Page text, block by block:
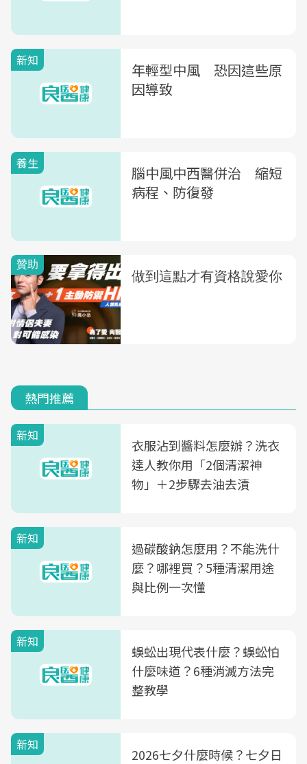
新知
年輕型中風 恐因這些原
因導致
養生
腦中風中西醫併治 縮短
病程、防復發
熱門推薦
新知
衣服沾到醬料怎麼辦？洗衣
達人教你用「2個清潔神
物」＋2步驟去油去漬
新知
過碳酸鈉怎麼用？不能洗什
麼？哪裡買？5種清潔用途
與比例一次懂
新知
蜈蚣出現代表什麼？蜈蚣怕
什麼味道？6種消滅方法完
整教學
新知
2026七夕什麼時候？七夕日